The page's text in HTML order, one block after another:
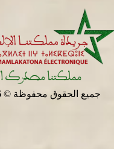
جميع الحقوق محفوظة © 2026